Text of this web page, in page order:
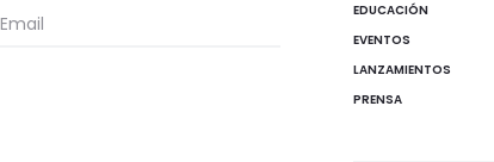
EDUCACIÓN
EVENTOS
LANZAMIENTOS
PRENSA